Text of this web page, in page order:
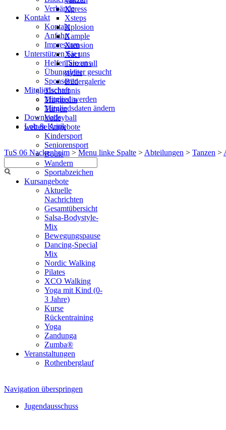
Verbände
Kontakt
Kontakt
Anfahrt
Impressum
Unterstützen Sie uns
Helfen Sie uns
Übungsleiter gesucht
Sponsoren
Mitgliedschaft
Mitglied werden
Mitgliedsdaten ändern
Downloads
Lob & Kritik
TuS 06 Nackenheim > Menu linke Spalte > Abteilungen > Tanzen >
Xpress
Xsteps
Xplosion
Xample
Xtension
Xact
Tanzen all
styles
Bildergalerie
Tischtennis
Trampolin
Turnen
Volleyball
weitere Angebote
Kindersport
Seniorensport
Boule
Wandern
Sportabzeichen
Kursangebote
Aktuelle
Nachrichten
Gesamtübersicht
Salsa-Bodystyle-
Mix
Bewegungspause
Dancing-Special
Mix
Nordic Walking
Pilates
XCO Walking
Yoga mit Kind (0-
3 Jahre)
Kurse
Rückentraining
Yoga
Zandunga
Zumba®
Veranstaltungen
Rothenberglauf
Navigation überspringen
Jugendausschuss